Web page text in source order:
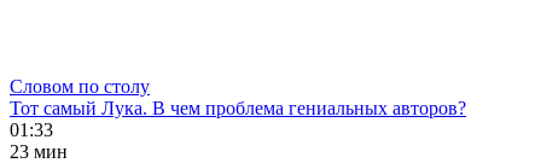
Словом по столу
Тот самый Лука. В чем проблема гениальных авторов?
01:33
23 мин